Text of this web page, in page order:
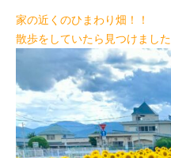
家の近くのひまわり畑！！
散歩をしていたら見つけました